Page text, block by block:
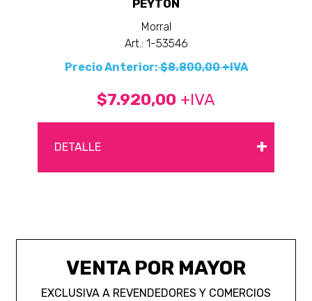
PEYTON
Morral
Art.: 1-53546
Precio Anterior:$8.800,00 +IVA
$7.920,00 +IVA
DETALLE +
VENTA POR MAYOR
EXCLUSIVA A REVENDEDORES Y COMERCIOS